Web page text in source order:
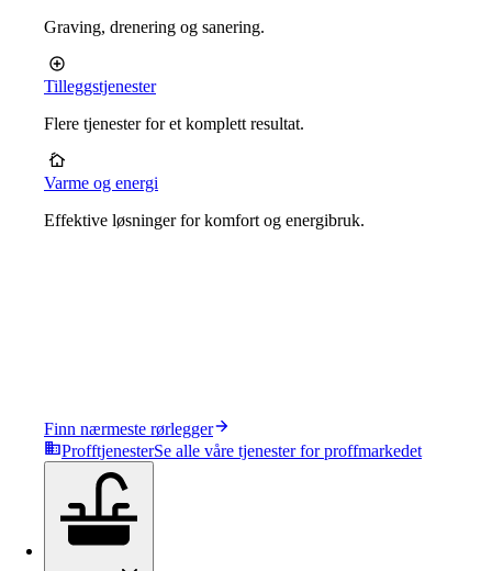
Graving, drenering og sanering.
Tilleggstjenester
Flere tjenester for et komplett resultat.
Varme og energi
Effektive løsninger for komfort og energibruk.
Finn nærmeste rørlegger
ProfftjenesterSe alle våre tjenester for proffmarkedet